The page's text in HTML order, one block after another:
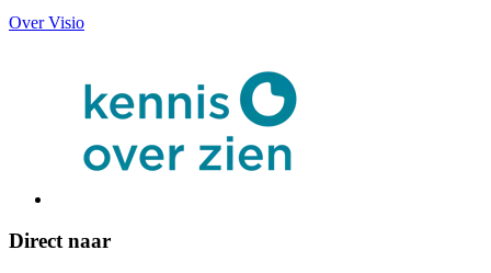
Over Visio
Direct naar